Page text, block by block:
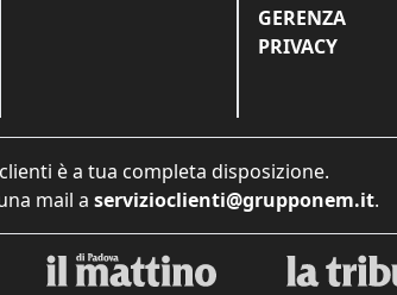
GERENZA
PRIVACY
è a tua completa disposizione.
mail a servizioclienti@grupponem.it.